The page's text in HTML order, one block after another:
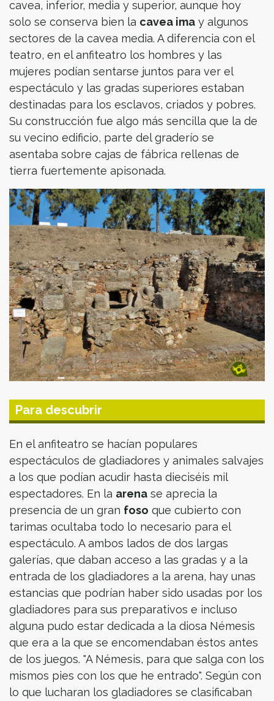
cavea, inferior, media y superior, aunque hoy
solo se conserva bien la cavea ima y algunos
sectores de la cavea media. A diferencia con el
teatro, en el anfiteatro los hombres y las
mujeres podían sentarse juntos para ver el
espectáculo y las gradas superiores estaban
destinadas para los esclavos, criados y pobres.
Su construcción fue algo más sencilla que la de
su vecino edificio, parte del graderío se
asentaba sobre cajas de fábrica rellenas de
tierra fuertemente apisonada.
Para descubrir
En el anfiteatro se hacían populares
espectáculos de gladiadores y animales salvajes
a los que podían acudir hasta dieciséis mil
espectadores. En la arena se aprecia la
presencia de un gran foso que cubierto con
tarimas ocultaba todo lo necesario para el
espectáculo. A ambos lados de dos largas
galerías, que daban acceso a las gradas y a la
entrada de los gladiadores a la arena, hay unas
estancias que podrían haber sido usadas por los
gladiadores para sus preparativos e incluso
alguna pudo estar dedicada a la diosa Némesis
que era a la que se encomendaban éstos antes
de los juegos. "A Némesis, para que salga con los
mismos pies con los que he entrado". Según con
lo que lucharan los gladiadores se clasificaban